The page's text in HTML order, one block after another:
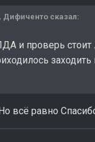
Дифиченто сказал:
и проверь стоит
всё равно